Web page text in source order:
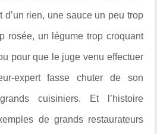
d’un rien, une sauce un peu trop
rosée, un légume trop croquant
pour que le juge venu effectuer
expert fasse chuter de son
cuisiniers. Et l’histoire
de grands restaurateurs